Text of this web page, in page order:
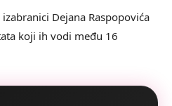
Dejana Raspopovića
koji ih vodi među 16